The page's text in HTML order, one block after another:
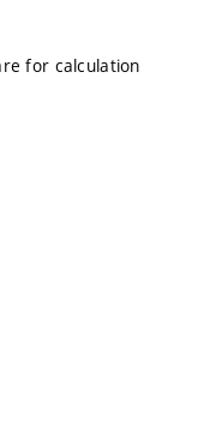
for calculation